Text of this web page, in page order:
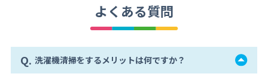
よくある質問
Q. 洗濯機清掃をするメリットは何ですか？